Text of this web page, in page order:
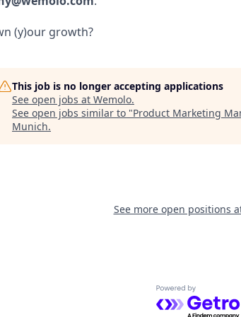
(y)our growth?
This job is no longer accepting applications
See open jobs at Wemolo.
See open jobs similar to "Product Marketing
Munich.
See more open positions
Powered by